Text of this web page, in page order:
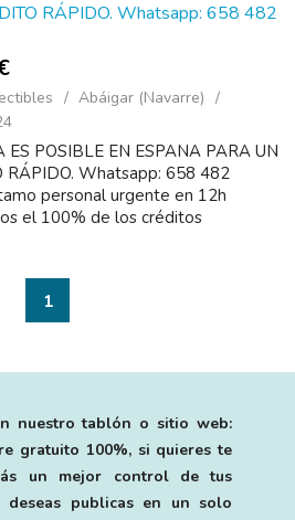
RÁPIDO. Whatsapp: 658 482
Abáigar (Navarre)
ES POSIBLE EN ESPANA PARA UN
RÁPIDO. Whatsapp: 658 482
personal urgente en 12h
el 100% de los créditos
1
nuestro tablón o sitio web:
gratuito 100%, si quieres te
un mejor control de tus
deseas publicas en un solo